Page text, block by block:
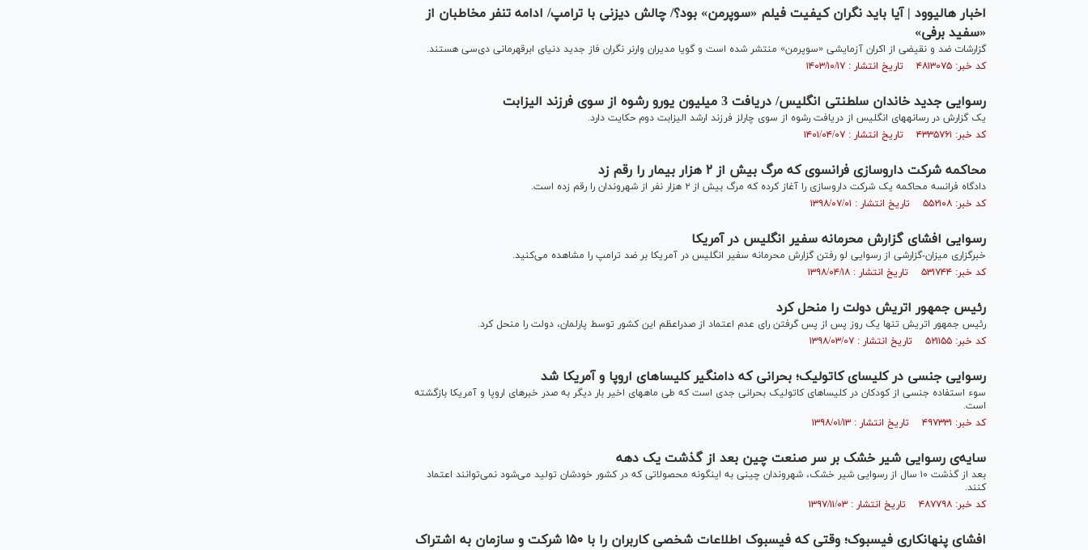
اخبار هالیوود | آیا باید نگران کیفیت فیلم «سوپرمن» بود؟/ چالش دیزنی با ترامپ/ ادامه تنفر مخاطبان از
«سفید برفی»
گزارشات ضد و نقیضی از اکران آزمایشی «سوپرمن» منتشر شده است و گویا مدیران وارنر نگران فاز جدید دنیای ابرقهرمانی دی‌سی هستند.
کد خبر: ۴۸۱۳۰۷۵ تاریخ انتشار : ۱۴۰۳/۱۰/۱۷
رسوایی جدید خاندان سلطنتی انگلیس/ دریافت 3 میلیون یورو رشوه از سوی فرزند الیزابت
یک گزارش در رسانه‎های انگلیس از دریافت رشوه از سوی چارلز فرزند ارشد الیزابت دوم حکایت دارد.
کد خبر: ۴۳۳۵۷۶۱ تاریخ انتشار : ۱۴۰۱/۰۴/۰۷
محاکمه شرکت داروسازی فرانسوی که مرگ بیش از ۲ هزار بیمار را رقم زد
دادگاه فرانسه محاکمه یک شرکت داروسازی را آغاز کرده که مرگ بیش از ۲ هزار نفر از شهروندان را رقم زده است.
کد خبر: ۵۵۲۱۰۸ تاریخ انتشار : ۱۳۹۸/۰۷/۰۱
رسوایی افشای گزارش محرمانه سفیر انگلیس در آمریکا
خبرگزاری میزان-گزارشی از رسوایی لو رفتن گزارش محرمانه سفیر انگلیس در آمریکا بر ضد ترامپ را مشاهده می‌کنید.
کد خبر: ۵۳۱۷۴۴ تاریخ انتشار : ۱۳۹۸/۰۴/۱۸
رئیس جمهور اتریش دولت را منحل کرد
رئیس جمهور اتریش تنها یک روز پس از پس گرفتن رای عدم اعتماد از صدراعظم این کشور توسط پارلمان، دولت را منحل کرد.
کد خبر: ۵۲۱۱۵۵ تاریخ انتشار : ۱۳۹۸/۰۳/۰۷
رسوایی جنسی در کلیسای کاتولیک؛ بحرانی که دامن‎گیر کلیساهای اروپا و آمریکا شد
سوء استفاده جنسی از کودکان در کلیسا‌های کاتولیک بحرانی جدی است که طی ماه‎های اخیر بار دیگر به صدر خبرهای اروپا و آمریکا بازگشته
است.
کد خبر: ۴۹۷۳۳۱ تاریخ انتشار : ۱۳۹۸/۰۱/۱۳
سایه‌ی رسوایی شیر خشک بر سر صنعت چین بعد از گذشت یک دهه
بعد از گذشت ۱۰ سال از رسوایی شیر خشک، شهروندان چینی به اینگونه محصولاتی که در کشور خودشان تولید می‌شود نمی‌توانند اعتماد
کنند.
کد خبر: ۴۸۷۷۹۸ تاریخ انتشار : ۱۳۹۷/۱۱/۰۳
افشای پنهان‎کاری فیسبوک؛ وقتی که فیسبوک اطلاعات شخصی کاربران را با ۱۵۰ شرکت و سازمان به اشتراک